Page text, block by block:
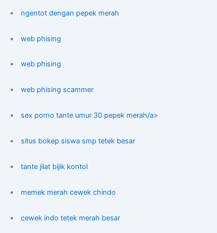
ngentot dengan pepek merah
web phising
web phising
web phising scammer
sex porno tante umur 30 pepek merah/a>
situs bokep siswa smp tetek besar
tante jilat bijik kontol
memek merah cewek chindo
cewek indo tetek merah besar